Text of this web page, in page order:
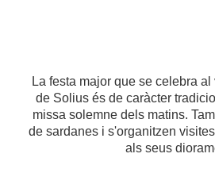
La festa major que se celebra
de Solius és de caràcter
missa solemne dels matins.
de sardanes i s'organitzen
als seus